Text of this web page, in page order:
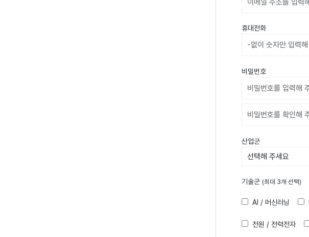
휴대전화
비밀번호
비밀번호확인
산업군
기술군 (최대 3개 선택)
AI / 머신러닝
전원 / 전력전자